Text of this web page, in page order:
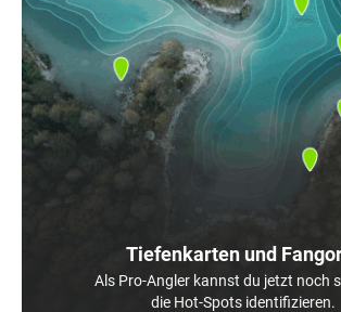
Tiefenkarten und
Als Pro-Angler kannst du jetzt noch
die Hot-Spots identifizieren.